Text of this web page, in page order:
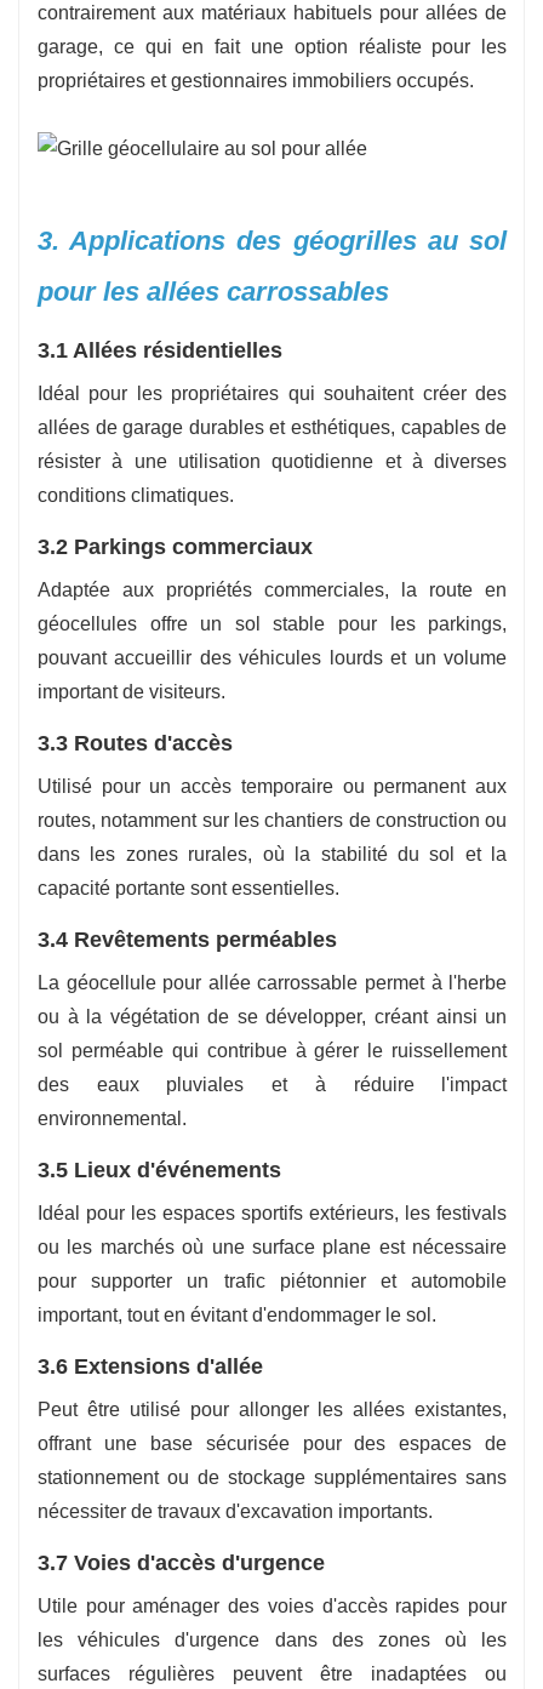
contrairement aux matériaux habituels pour allées de
garage, ce qui en fait une option réaliste pour les
propriétaires et gestionnaires immobiliers occupés.
3. Applications des géogrilles au sol
pour les allées carrossables
3.1 Allées résidentielles
Idéal pour les propriétaires qui souhaitent créer des
allées de garage durables et esthétiques, capables de
résister à une utilisation quotidienne et à diverses
conditions climatiques.
3.2 Parkings commerciaux
Adaptée aux propriétés commerciales, la route en
géocellules offre un sol stable pour les parkings,
pouvant accueillir des véhicules lourds et un volume
important de visiteurs.
3.3 Routes d'accès
Utilisé pour un accès temporaire ou permanent aux
routes, notamment sur les chantiers de construction ou
dans les zones rurales, où la stabilité du sol et la
capacité portante sont essentielles.
3.4 Revêtements perméables
La géocellule pour allée carrossable permet à l'herbe
ou à la végétation de se développer, créant ainsi un
sol perméable qui contribue à gérer le ruissellement
des eaux pluviales et à réduire l'impact
environnemental.
3.5 Lieux d'événements
Idéal pour les espaces sportifs extérieurs, les festivals
ou les marchés où une surface plane est nécessaire
pour supporter un trafic piétonnier et automobile
important, tout en évitant d'endommager le sol.
3.6 Extensions d'allée
Peut être utilisé pour allonger les allées existantes,
offrant une base sécurisée pour des espaces de
stationnement ou de stockage supplémentaires sans
nécessiter de travaux d'excavation importants.
3.7 Voies d'accès d'urgence
Utile pour aménager des voies d'accès rapides pour
les véhicules d'urgence dans des zones où les
surfaces régulières peuvent être inadaptées ou